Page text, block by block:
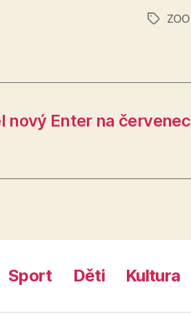
ŠtítkyZOO
nový Enter na červenec
Sport Děti Kultura